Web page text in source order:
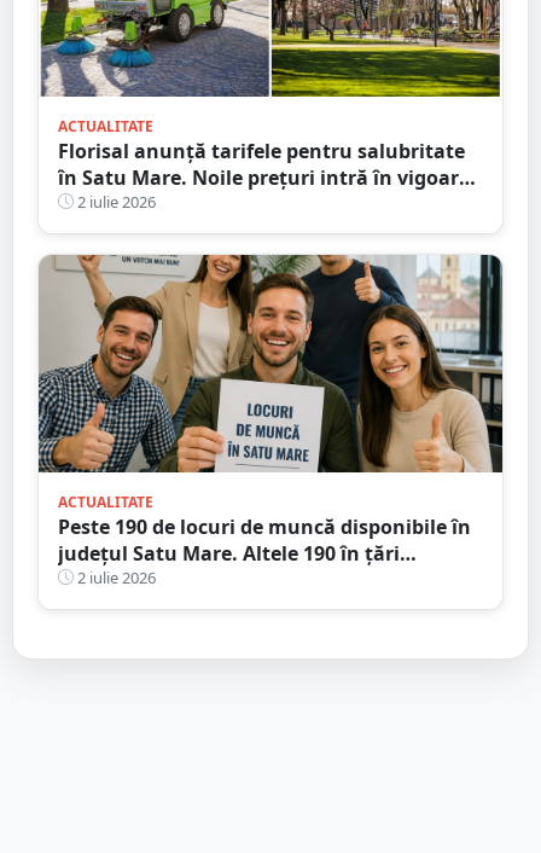
ACTUALITATE
Florisal anunță tarifele pentru salubritate
în Satu Mare. Noile prețuri intră în vigoare
de la 1 iulie
2 iulie 2026
ACTUALITATE
Peste 190 de locuri de muncă disponibile în
județul Satu Mare. Altele 190 în țări
europene
2 iulie 2026